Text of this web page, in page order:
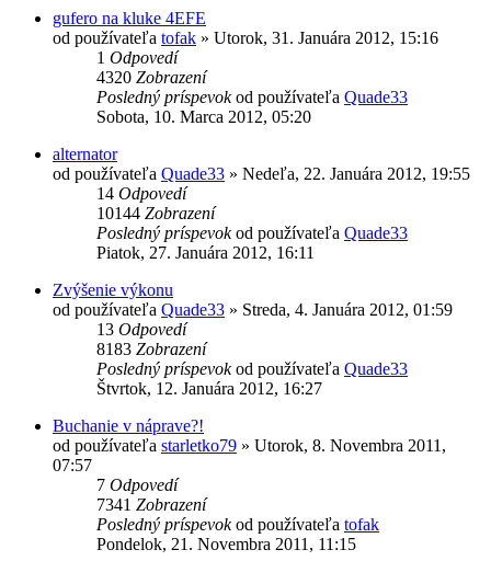
gufero na kluke 4EFE
od používateľa tofak » Utorok, 31. Januára 2012, 15:16
1 Odpovedí
4320 Zobrazení
Posledný príspevokod používateľa Quade33
Sobota, 10. Marca 2012, 05:20
alternator
od používateľa Quade33 » Nedeľa, 22. Januára 2012, 19:55
14 Odpovedí
10144 Zobrazení
Posledný príspevokod používateľa Quade33
Piatok, 27. Januára 2012, 16:11
Zvýšenie výkonu
od používateľa Quade33 » Streda, 4. Januára 2012, 01:59
13 Odpovedí
8183 Zobrazení
Posledný príspevokod používateľa Quade33
Štvrtok, 12. Januára 2012, 16:27
Buchanie v náprave?!
od používateľa starletko79 » Utorok, 8. Novembra 2011,
07:57
7 Odpovedí
7341 Zobrazení
Posledný príspevokod používateľa tofak
Pondelok, 21. Novembra 2011, 11:15